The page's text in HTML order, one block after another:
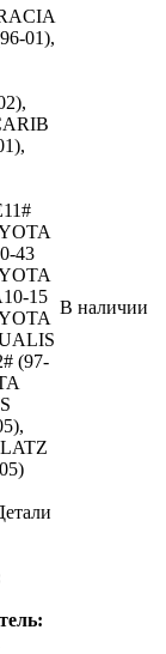
01),
43
15
(97-
В наличии